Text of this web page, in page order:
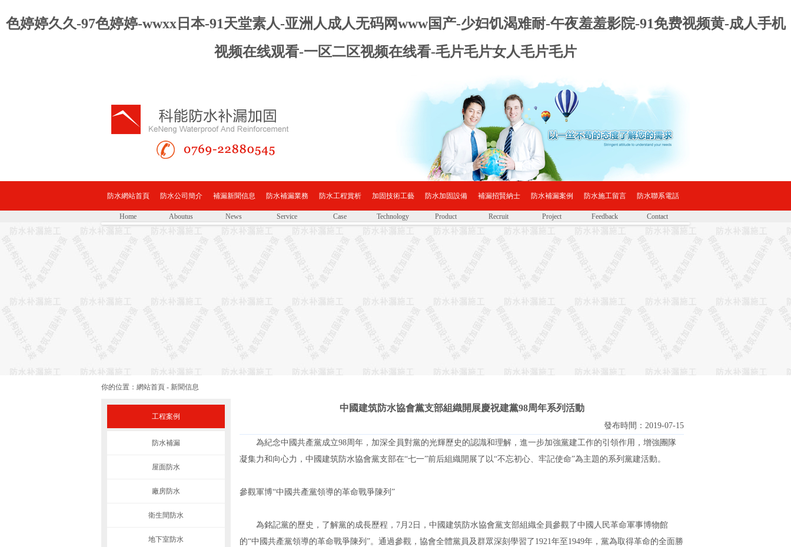
色婷婷久久-97色婷婷-wwxx日本-91天堂素人-亚洲人成人无码网www国产-少妇饥渴难耐-午夜羞羞影院-91免费视频黄-成人手机
视频在线观看-一区二区视频在线看-毛片毛片女人毛片毛片
防水網站首頁 防水公司簡介 補漏新聞信息 防水補漏業務 防水工程賞析 加固技術工藝 防水加固設備 補漏招賢納士 防水補漏案例 防水施工留言 防水聯系電話
Home Aboutus News Service Case Technology Product Recruit Project Feedback Contact
你的位置： 網站首頁 - 新聞信息
工程案例
防水補漏
屋面防水
廠房防水
衛生間防水
地下室防水
中國建筑防水協會黨支部組織開展慶祝建黨98周年系列活動
發布時間：2019-07-15
為紀念中國共產黨成立98周年，加深全員對黨的光輝歷史的認識和理解，進一步加強黨建工作的引領作用，增強團隊
凝集力和向心力，中國建筑防水協會黨支部在“七一”前后組織開展了以“不忘初心、牢記使命”為主題的系列黨建活動。
參觀軍博“中國共產黨領導的革命戰爭陳列”
為銘記黨的歷史，了解黨的成長歷程，7月2日，中國建筑防水協會黨支部組織全員參觀了中國人民革命軍事博物館
的“中國共產黨領導的革命戰爭陳列”。通過參觀，協會全體黨員及群眾深刻學習了1921年至1949年，黨為取得革命的全面勝